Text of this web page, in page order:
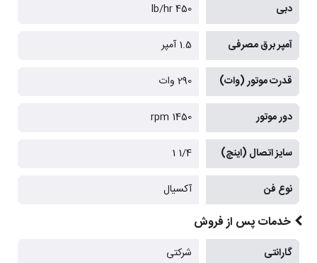
دبی 450 lb/hr
آمپر برق مصرفی 1.5 آمپر
قدرت موتور (وات) 290 وات
دور موتور 1450 rpm
سایز اتصال (اینچ) 1/4 1
نوع فن آکسیال
خدمات پس از فروش
گارانتی شرکتی